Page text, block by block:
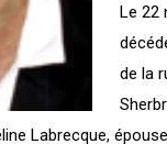
Le 22
de la
Labrecque,